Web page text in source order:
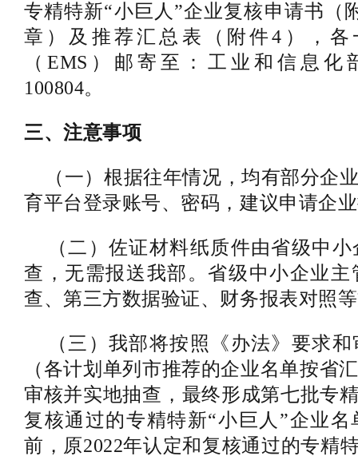
专精特新“小巨人”企业复核申请书（
章）及推荐汇总表（附件4），
（EMS）邮寄至：工业和信息
100804。
三、注意事项
（一）根据往年情况，均有部分企
育平台登录账号、密码，建议申请企
（二）佐证材料纸质件由省级中小
查，无需报送我部。省级中小企业
查、第三方数据验证、财务报表对照
（三）我部将按照《办法》要求和
（各计划单列市推荐的企业名单按省
审核并实地抽查，最终形成第七批专
复核通过的专精特新“小巨人”企业
前，原2022年认定和复核通过的专精